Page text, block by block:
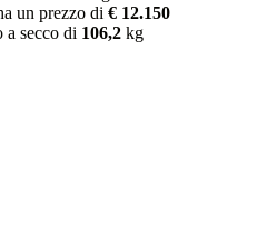
un prezzo di € 12.150
a secco di 106,2 kg